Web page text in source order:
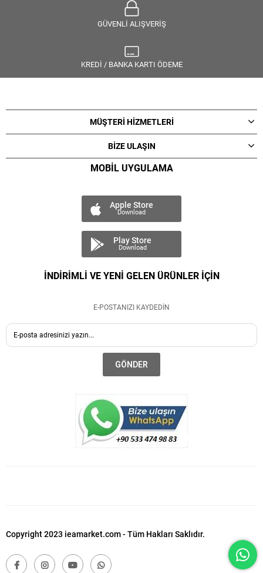
GÜVENLİ ALIŞVERİŞ
KREDİ / BANKA KARTI ÖDEME
MÜŞTERİ HİZMETLERİ
BİZE ULAŞIN
MOBİL UYGULAMA
Apple Store
Download
Play Store
Download
İNDİRİMLİ VE YENİ GELEN ÜRÜNLER İÇİN
E-POSTANIZI KAYDEDİN
GÖNDER
Copyright 2023 ieamarket.com - Tüm Hakları Saklıdır.